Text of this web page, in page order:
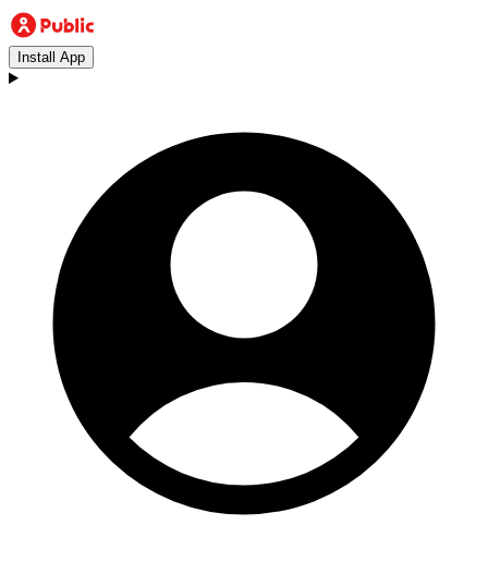
Install App